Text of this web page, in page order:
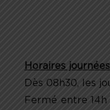
Horaires
Dès 08h30, les
Fermé entre 14h